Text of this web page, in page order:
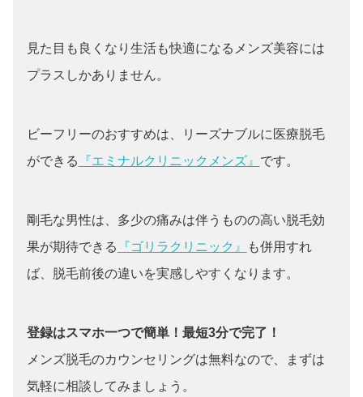
見た目も良くなり生活も快適になるメンズ美容には
プラスしかありません。
ビーフリーのおすすめは、リーズナブルに医療脱毛
ができる 『エミナルクリニックメンズ』 です。
剛毛な男性は、多少の痛みは伴うものの高い脱毛効
果が期待できる 『ゴリラクリニック』
も併用すれ
ば、脱毛前後の違いを実感しやすくなります。
登録はスマホ一つで簡単！最短3分で完了！
メンズ脱毛のカウンセリングは無料なので、まずは
気軽に相談してみましょう。